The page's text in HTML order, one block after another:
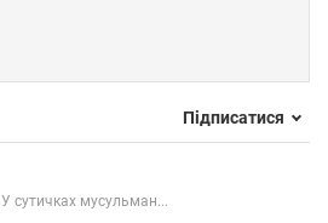
Підписатися
У сутичках мусульман...